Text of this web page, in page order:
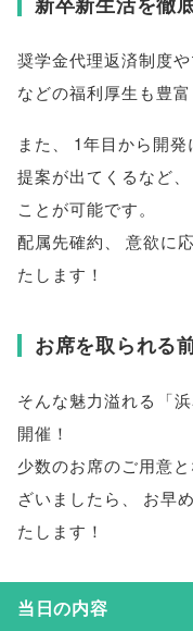
奨学金代理返済制度
などの福利厚生も豊富
また 1年目から開発
提案が出てくるなど
ことが可能です。
配属先確約
意欲に
たします！
お席を取られる
そんな魅力溢れる 「
開催！
少数のお席のご用意
ざいましたら
お早
たします！
当日の内容